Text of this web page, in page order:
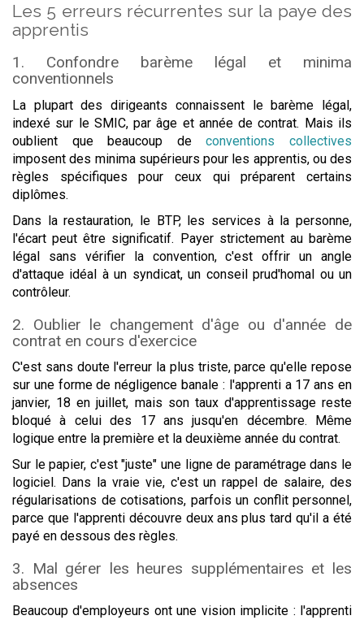
Les 5 erreurs récurrentes sur la paye des
apprentis
1. Confondre barème légal et minima
conventionnels
La plupart des dirigeants connaissent le barème légal,
indexé sur le SMIC, par âge et année de contrat. Mais ils
oublient que beaucoup deconventions collectives
imposent des minima supérieurs pour les apprentis, ou des
règles spécifiques pour ceux qui préparent certains
diplômes.
Dans la restauration, le BTP, les services à la personne,
l'écart peut être significatif. Payer strictement au barème
légal sans vérifier la convention, c'est offrir un angle
d'attaque idéal à un syndicat, un conseil prud'homal ou un
contrôleur.
2. Oublier le changement d'âge ou d'année de
contrat en cours d'exercice
C'est sans doute l'erreur la plus triste, parce qu'elle repose
sur une forme de négligence banale : l'apprenti a 17 ans en
janvier, 18 en juillet, mais son taux d'apprentissage reste
bloqué à celui des 17 ans jusqu'en décembre. Même
logique entre la première et la deuxième année du contrat.
Sur le papier, c'est "juste" une ligne de paramétrage dans le
logiciel. Dans la vraie vie, c'est un rappel de salaire, des
régularisations de cotisations, parfois un conflit personnel,
parce que l'apprenti découvre deux ans plus tard qu'il a été
payé en dessous des règles.
3. Mal gérer les heures supplémentaires et les
absences
Beaucoup d'employeurs ont une vision implicite : l'apprenti